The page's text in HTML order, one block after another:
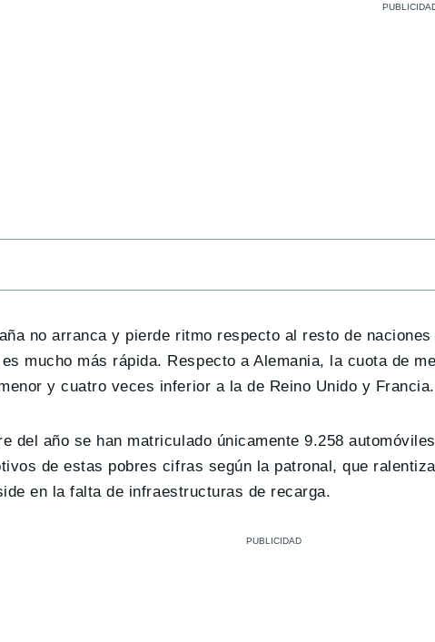
no arranca y pierde ritmo respecto al resto de
mucho más rápida. Respecto a Alemania, la cuota de
y cuatro veces inferior a la de Reino Unido y Francia.
del año se han matriculado únicamente 9.258
de estas pobres cifras según la patronal, que
en la falta de infraestructuras de recarga.